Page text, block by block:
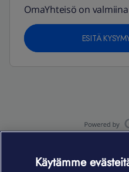
OmaYhteisö on
ESITÄ
Käytämme